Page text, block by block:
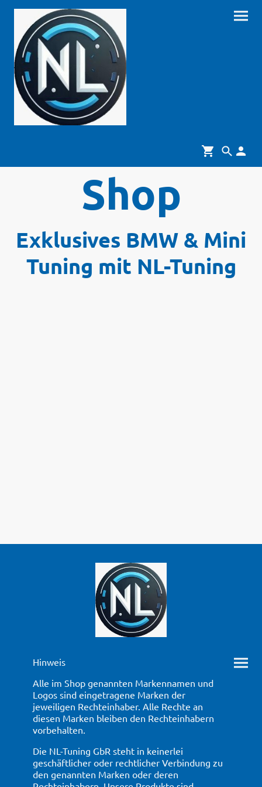
Shop
Exklusives BMW & Mini
Tuning mit NL-Tuning
Hinweis
Alle im Shop genannten Markennamen und
Logos sind eingetragene Marken der
jeweiligen Rechteinhaber. Alle Rechte an
diesen Marken bleiben den Rechteinhabern
vorbehalten.
Die NL-Tuning GbR steht in keinerlei
geschäftlicher oder rechtlicher Verbindung zu
den genannten Marken oder deren